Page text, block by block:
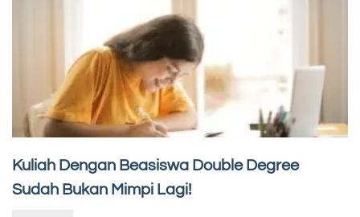
Kuliah Dengan Beasiswa Double Degree
Sudah Bukan Mimpi Lagi!